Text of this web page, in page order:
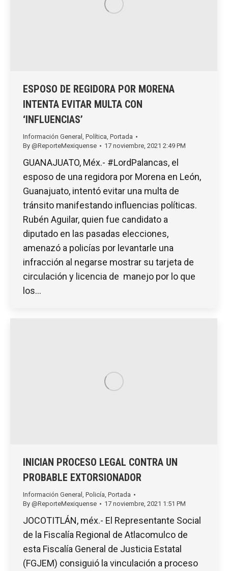
ESPOSO DE REGIDORA POR MORENA
INTENTA EVITAR MULTA CON
‘INFLUENCIAS’
Información General Política Portada
By @ReporteMexiquense 17 noviembre, 2021 2:49 PM
GUANAJUATO, Méx.- #LordPalancas, el
esposo de una regidora por Morena en León,
Guanajuato, intentó evitar una multa de
tránsito manifestando influencias políticas.
Rubén Aguilar, quien fue candidato a
diputado en las pasadas elecciones,
amenazó a policías por levantarle una
infracción al negarse mostrar su tarjeta de
circulación y licencia de manejo por lo que
los…
INICIAN PROCESO LEGAL CONTRA UN
PROBABLE EXTORSIONADOR
Información General Policía Portada
By @ReporteMexiquense 17 noviembre, 2021 1:51 PM
JOCOTITLÁN, méx.- El Representante Social
de la Fiscalía Regional de Atlacomulco de
esta Fiscalía General de Justicia Estatal
(FGJEM) consiguió la vinculación a proceso